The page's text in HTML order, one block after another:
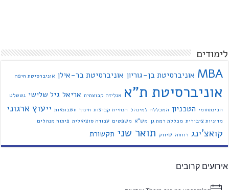
לימודים
MBA אוניברסיטת בן-גוריון אוניברסיטת בר-אילן אוניברסיטת חיפה
אוניברסיטת ת"א אנליזה קבוצתית אריאל גיל שלישי גשטלט
הבינתחומי הטכניון המכללה למינהל הנחיית קבוצות חינוך חשבונאות ייעוץ ארגוני
מדיניות ציבורית מכללת רמת גן מש"א משפטים עבודה סוציאלית פיתוח מנהלים
קואצ'ינג רווחה שיווק תואר שני תקשורת
אירועים קרובים